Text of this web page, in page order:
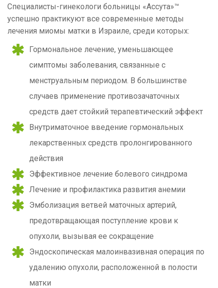
Специалисты-гинекологи больницы «Ассута»™
успешно практикуют все современные методы
лечения миомы матки в Израиле, среди которых:
Гормональное лечение, уменьшающее
симптомы заболевания, связанные с
менструальным периодом. В большинстве
случаев применение противозачаточных
средств дает стойкий терапевтический эффект
Внутриматочное введение гормональных
лекарственных средств пролонгированного
действия
Эффективное лечение болевого синдрома
Лечение и профилактика развития анемии
Эмболизация ветвей маточных артерий,
предотвращающая поступление крови к
опухоли, вызывая ее сокращение
Эндоскопическая малоинвазивная операция по
удалению опухоли, расположенной в полости
матки